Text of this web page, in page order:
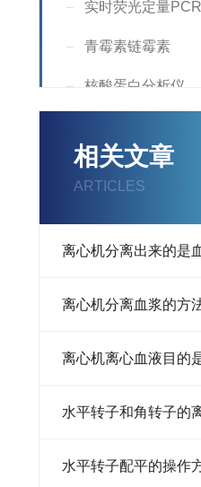
实时荧光定量
青霉素链霉素
核酸蛋白分析仪
Countess
Supplement
荧光分析仪
相关文章
ARTICLES
离心机分离出来的是
离心机分离血浆的方
离心机离心血液目的
水平转子配平的操作